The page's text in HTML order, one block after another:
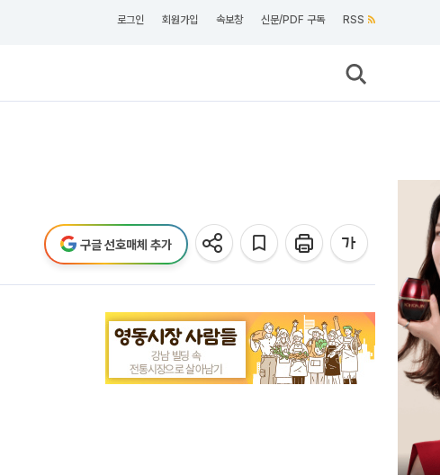
로그인 회원가입 속보창 신문/PDF 구독 RSS
구글 선호매체 추가